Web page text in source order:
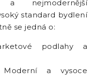
a nejmodernější
standard bydlení
se jedná o:
podlahy a
a vysoce